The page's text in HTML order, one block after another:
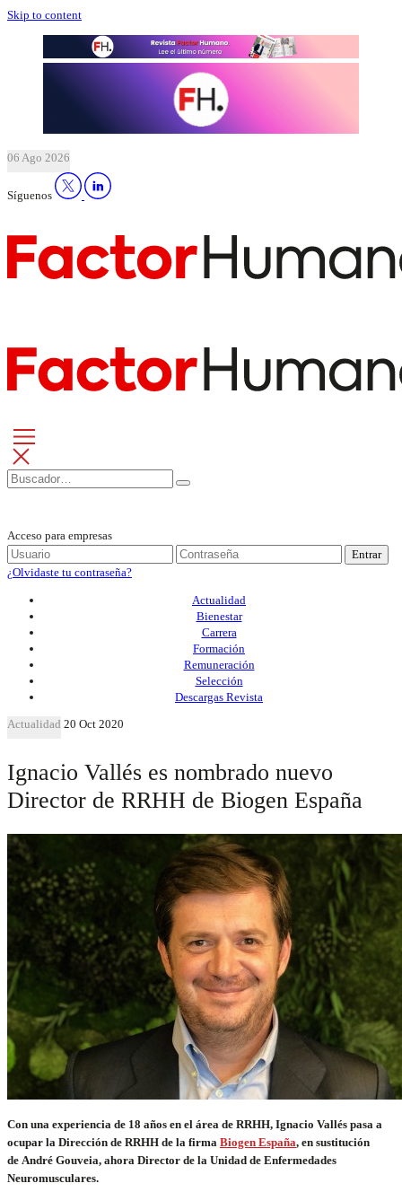
Skip to content
06 Ago 2026
Síguenos
Acceso para empresas
Entrar
¿Olvidaste tu contraseña?
Actualidad
Bienestar
Carrera
Formación
Remuneración
Selección
Descargas Revista
Actualidad 20 Oct 2020
Ignacio Vallés es nombrado nuevo
Director de RRHH de Biogen España
Con una experiencia de 18 años en el área de RRHH, Ignacio Vallés pasa a
ocupar la Dirección de RRHH de la firma Biogen España, en sustitución
de André Gouveia, ahora Director de la Unidad de Enfermedades
Neuromusculares.